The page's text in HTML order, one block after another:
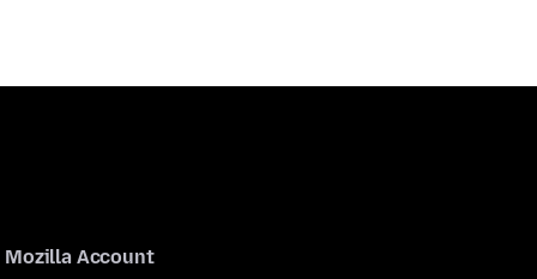
Mozilla Account